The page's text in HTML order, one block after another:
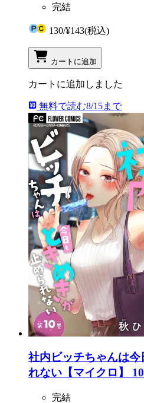
完結
130/¥143(税込)
カートに追加
カートに追加しました
無料で読む8/15まで
社内ビッチちゃんは
れない【マイクロ】 10
完結